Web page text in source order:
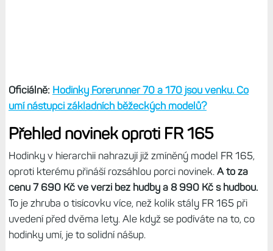
Oficiálně: Hodinky Forerunner 70 a 170 jsou venku. Co
umí nástupci základních běžeckých modelů?
Přehled novinek oproti FR 165
Hodinky v hierarchii nahrazují již zmíněný model FR 165,
oproti kterému přináší rozsáhlou porci novinek. A to za
cenu 7 690 Kč ve verzi bez hudby a 8 990 Kč s hudbou.
To je zhruba o tisícovku více, než kolik stály FR 165 při
uvedení před dvěma lety. Ale když se podíváte na to, co
hodinky umí, je to solidní nášup.